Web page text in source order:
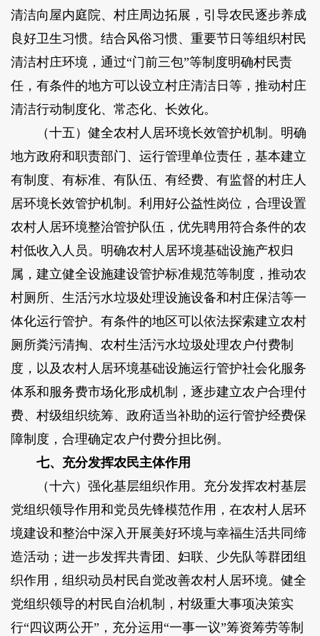
清洁向屋内庭院、村庄周边拓展，引导农民逐步养成
良好卫生习惯。结合风俗习惯、重要节日等组织村民
清洁村庄环境，通过“门前三包”等制度明确村民责
任，有条件的地方可以设立村庄清洁日等，推动村庄
清洁行动制度化、常态化、长效化。
（十五）健全农村人居环境长效管护机制。明确
地方政府和职责部门、运行管理单位责任，基本建立
有制度、有标准、有队伍、有经费、有监督的村庄人
居环境长效管护机制。利用好公益性岗位，合理设置
农村人居环境整治管护队伍，优先聘用符合条件的农
村低收入人员。明确农村人居环境基础设施产权归
属，建立健全设施建设管护标准规范等制度，推动农
村厕所、生活污水垃圾处理设施设备和村庄保洁等一
体化运行管护。有条件的地区可以依法探索建立农村
厕所粪污清掏、农村生活污水垃圾处理农户付费制
度，以及农村人居环境基础设施运行管护社会化服务
体系和服务费市场化形成机制，逐步建立农户合理付
费、村级组织统筹、政府适当补助的运行管护经费保
障制度，合理确定农户付费分担比例。
七、充分发挥农民主体作用
（十六）强化基层组织作用。充分发挥农村基层
党组织领导作用和党员先锋模范作用，在农村人居环
境建设和整治中深入开展美好环境与幸福生活共同缔
造活动；进一步发挥共青团、妇联、少先队等群团组
织作用，组织动员村民自觉改善农村人居环境。健全
党组织领导的村民自治机制，村级重大事项决策实
行“四议两公开”，充分运用“一事一议”筹资筹劳等制